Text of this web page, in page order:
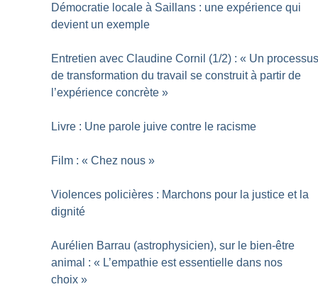
Démocratie locale à Saillans : une expérience qui
devient un exemple
Entretien avec Claudine Cornil (1/2) : « Un
de transformation du travail se construit à partir de
l’expérience concrète »
Livre : Une parole juive contre le racisme
Film : « Chez nous »
Violences policières : Marchons pour la justice et la
dignité
Aurélien Barrau (astrophysicien), sur le bien-être
animal : « L’empathie est essentielle dans nos
choix »